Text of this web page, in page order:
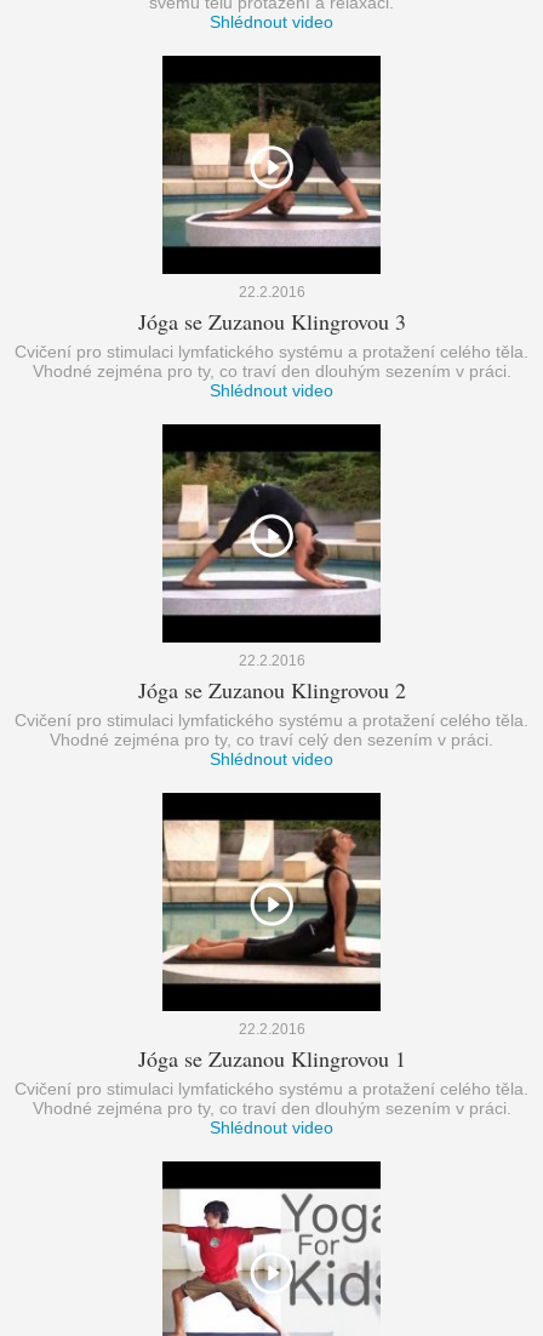
Shlédnout video
22.2.2016
Jóga se Zuzanou Klingrovou 3
Cvičení pro stimulaci lymfatického systému a protažení celého těla.
Vhodné zejména pro ty, co traví den dlouhým sezením v práci.
Shlédnout video
22.2.2016
Jóga se Zuzanou Klingrovou 2
Cvičení pro stimulaci lymfatického systému a protažení celého těla.
Vhodné zejména pro ty, co traví celý den sezením v práci.
Shlédnout video
22.2.2016
Jóga se Zuzanou Klingrovou 1
Cvičení pro stimulaci lymfatického systému a protažení celého těla.
Vhodné zejména pro ty, co traví den dlouhým sezením v práci.
Shlédnout video